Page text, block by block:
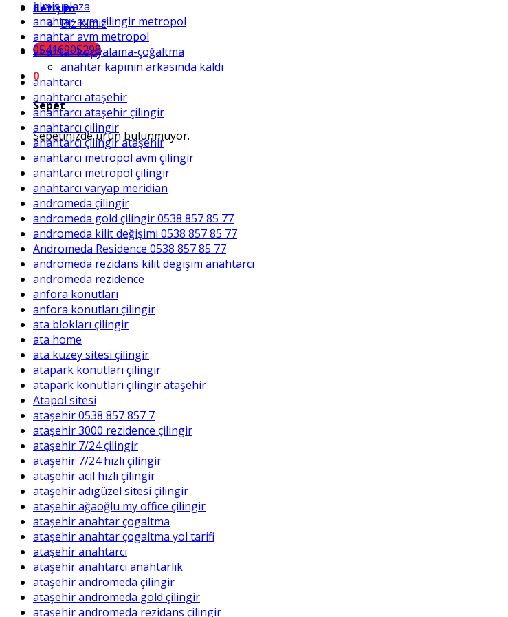
İletişim
Biz Kimiz
05416905298
0
Sepet
Sepetinizde ürün bulunmuyor.
almis plaza
anahtar avm çilingir metropol
anahtar avm metropol
anahtar kopyalama-çoğaltma
anahtar kapının arkasında kaldı
anahtarcı
anahtarcı ataşehir
anahtarcı ataşehir çilingir
anahtarcı çilingir
anahtarcı çilingir ataşehir
anahtarcı metropol avm çilingir
anahtarcı metropol çilingir
anahtarcı varyap meridian
andromeda çilingir
andromeda gold çilingir 0538 857 85 77
andromeda kilit değişimi 0538 857 85 77
Andromeda Residence 0538 857 85 77
andromeda rezidans kilit degişim anahtarcı
andromeda rezidence
anfora konutları
anfora konutları çilingir
ata blokları çilingir
ata home
ata kuzey sitesi çilingir
atapark konutları çilingir
atapark konutları çilingir ataşehir
Atapol sitesi
ataşehir 0538 857 857 7
ataşehir 3000 rezidence çilingir
ataşehir 7/24 çilingir
ataşehir 7/24 hızlı çilingir
ataşehir acil hızlı çilingir
ataşehir adıgüzel sitesi çilingir
ataşehir ağaoğlu my office çilingir
ataşehir anahtar çogaltma
ataşehir anahtar çogaltma yol tarifi
ataşehir anahtarcı
ataşehir anahtarcı anahtarlık
ataşehir andromeda çilingir
ataşehir andromeda gold çilingir
ataşehir andromeda rezidans çilingir